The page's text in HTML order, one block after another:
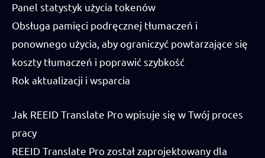
Panel statystyk użycia tokenów
Obsługa pamięci podręcznej tłumaczeń i
ponownego użycia, aby ograniczyć powtarzające się
koszty tłumaczeń i poprawić szybkość
Rok aktualizacji i wsparcia
Jak REEID Translate Pro wpisuje się w Twój proces
pracy
REEID Translate Pro został zaprojektowany dla